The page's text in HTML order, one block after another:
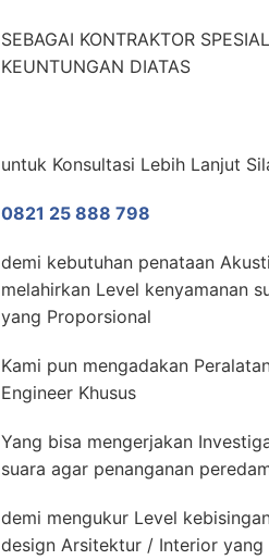
SEBAGAI KONTRAKTOR
KEUNTUNGAN DIATAS
untuk Konsultasi Lebih Lanjut
0821 25 888 798
demi kebutuhan penataan
melahirkan Level kenyamanan
yang Proporsional
Kami pun mengadakan
Engineer Khusus
Yang bisa mengerjakan
suara agar penanganan
demi mengukur Level
design Arsitektur / Interior